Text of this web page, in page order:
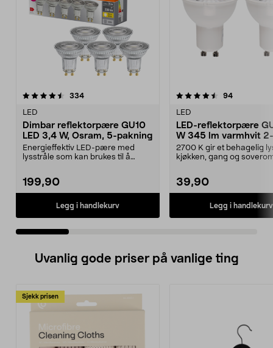
334anmeldelser
LED
Dimbar reflektorpære GU10
LED 3,4 W, Osram, 5-pakning
Energieffektiv LED-pære med
lysstråle som kan brukes til å
199,90
Legg i handlekurv
4.5 av 5 stjerner 94
LED
LED-reflektorpære
W 345 lm varmhvit 2-
pakning
2700 K gir et behagelig
kjøkken, gang og
39,90
Legg i handlekurv
4.5 av 5 stjerner
Uvanlig gode priser på vanlige ting
Sjekk prisen